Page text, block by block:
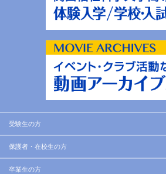
受験生の方
保護者・在校生の方
卒業生の方